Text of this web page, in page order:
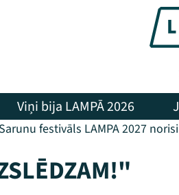
Viņi bija LAMPĀ 2026
Sarunu festivāls LAMPA 2027